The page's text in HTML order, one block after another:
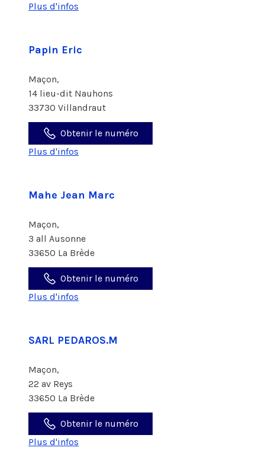
Plus d'infos
Papin Eric
Maçon,
14 lieu-dit Nauhons
33730 Villandraut
Obtenir le numéro
Plus d'infos
Mahe Jean Marc
Maçon,
3 all Ausonne
33650 La Brède
Obtenir le numéro
Plus d'infos
SARL PEDAROS.M
Maçon,
22 av Reys
33650 La Brède
Obtenir le numéro
Plus d'infos